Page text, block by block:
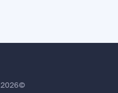
2026©